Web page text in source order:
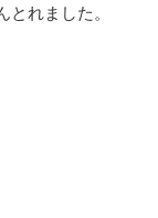
れました。